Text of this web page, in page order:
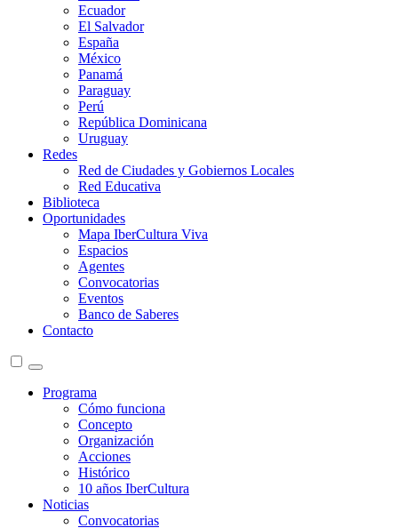
Ecuador
El Salvador
España
México
Panamá
Paraguay
Perú
República Dominicana
Uruguay
Redes
Red de Ciudades y Gobiernos Locales
Red Educativa
Biblioteca
Oportunidades
Mapa IberCultura Viva
Espacios
Agentes
Convocatorias
Eventos
Banco de Saberes
Contacto
Programa
Cómo funciona
Concepto
Organización
Acciones
Histórico
10 años IberCultura
Noticias
Convocatorias